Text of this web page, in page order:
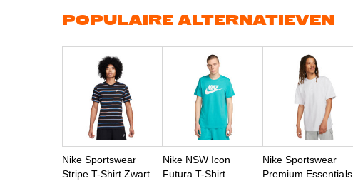
gallerij
POPULAIRE ALTERNATIEVEN
Nike Sportswear
Stripe T-Shirt Zwart
Nike NSW Icon
Futura T-Shirt
Nike Sportswear
Premium Essentials